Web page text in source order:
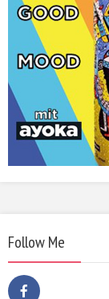
Follow Me